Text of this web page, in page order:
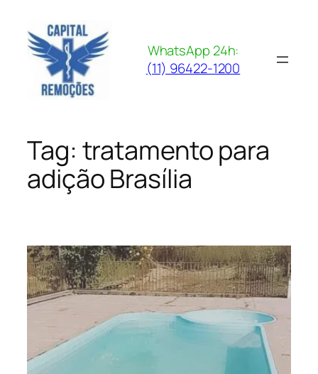
para
conteúdo
WhatsApp 24h:
(11) 96422-1200
Tag: tratamento para
adição Brasília